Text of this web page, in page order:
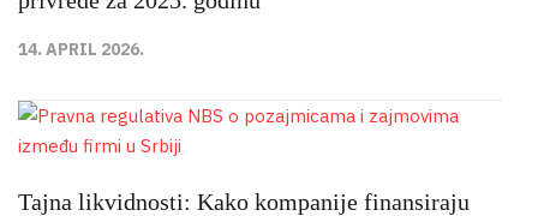
14. APRIL 2026.
Tajna likvidnosti: Kako kompanije finansiraju